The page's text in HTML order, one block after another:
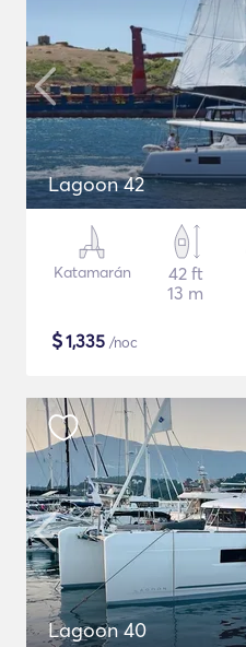
Lagoon 42
Katamarán
42 ft
13 m
$1,335 /noc
Lagoon 40